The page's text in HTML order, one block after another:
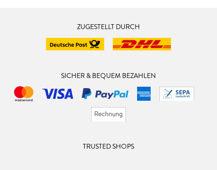
ZUGESTELLT DURCH
SICHER & BEQUEM BEZAHLEN
TRUSTED SHOPS